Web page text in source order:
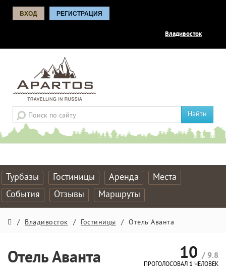
ВХОД РЕГИСТРАЦИЯ
Владивосток
Найти
Турбазы Гостиницы Аренда
Места
События
Отзывы Маршруты
/ Владивосток / Гостиницы / Отель Аванта
Отель Аванта 10 / 9.8
ПРОГОЛОСОВАЛ 1 ЧЕЛОВЕК